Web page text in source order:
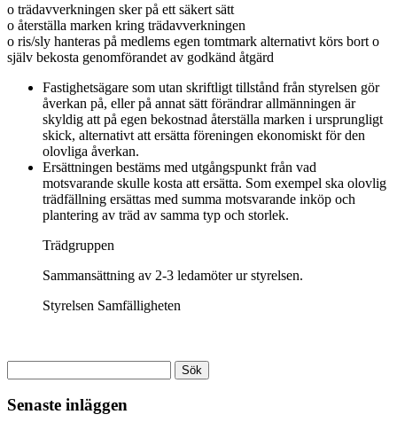
o trädavverkningen sker på ett säkert sätt
o återställa marken kring trädavverkningen
o ris/sly hanteras på medlems egen tomtmark alternativt körs bort o
själv bekosta genomförandet av godkänd åtgärd
Fastighetsägare som utan skriftligt tillstånd från styrelsen gör
åverkan på, eller på annat sätt förändrar allmänningen är
skyldig att på egen bekostnad återställa marken i ursprungligt
skick, alternativt att ersätta föreningen ekonomiskt för den
olovliga åverkan.
Ersättningen bestäms med utgångspunkt från vad
motsvarande skulle kosta att ersätta. Som exempel ska olovlig
trädfällning ersättas med summa motsvarande inköp och
plantering av träd av samma typ och storlek.
Trädgruppen
Sammansättning av 2-3 ledamöter ur styrelsen.
Styrelsen Samfälligheten
efter:
Senaste inläggen